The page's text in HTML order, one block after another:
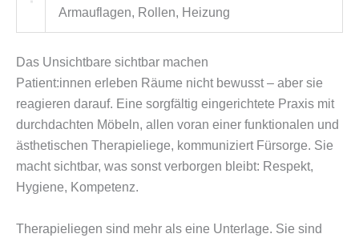
Armauflagen, Rollen, Heizung
Das Unsichtbare sichtbar machen
Patient:innen erleben Räume nicht bewusst – aber sie
reagieren darauf. Eine sorgfältig eingerichtete Praxis mit
durchdachten Möbeln, allen voran einer funktionalen und
ästhetischen Therapieliege, kommuniziert Fürsorge. Sie
macht sichtbar, was sonst verborgen bleibt: Respekt,
Hygiene, Kompetenz.
Therapieliegen sind mehr als eine Unterlage. Sie sind